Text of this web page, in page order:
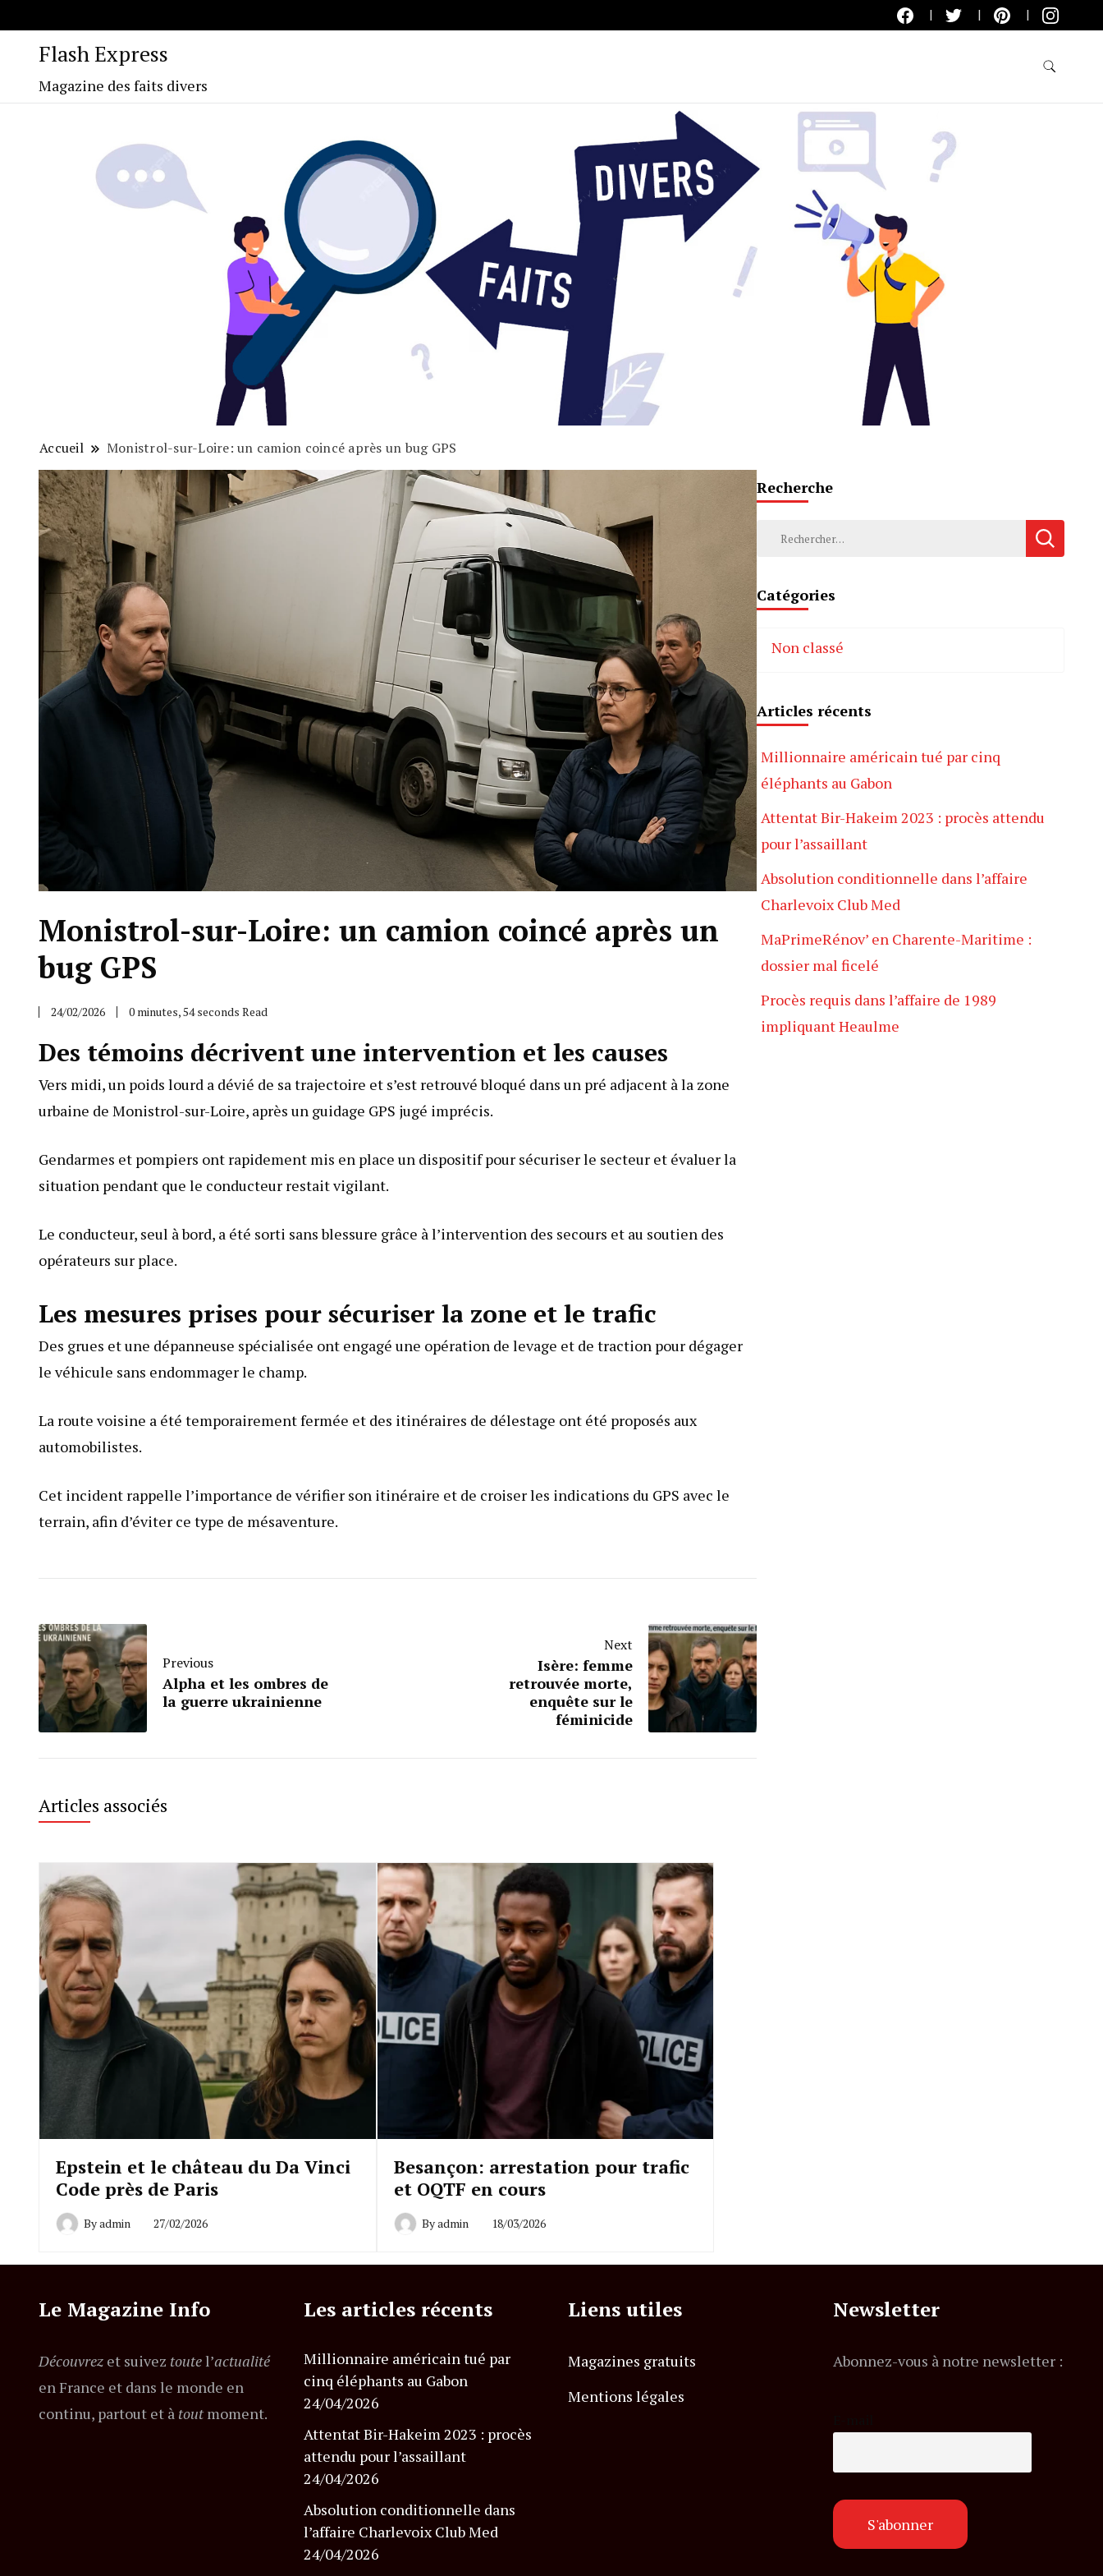
Flash Express
Magazine des faits divers
Accueil Monistrol-sur-Loire: un camion coincé après un bug GPS
Monistrol-sur-Loire: un camion coincé après un
bug GPS
24/02/2026 0 minutes, 54 seconds Read
Des témoins décrivent une intervention et les causes
Vers midi, un poids lourd a dévié de sa trajectoire et s’est retrouvé bloqué dans un pré adjacent à la zone
urbaine de Monistrol-sur-Loire, après un guidage GPS jugé imprécis.
Gendarmes et pompiers ont rapidement mis en place un dispositif pour sécuriser le secteur et évaluer la
situation pendant que le conducteur restait vigilant.
Le conducteur, seul à bord, a été sorti sans blessure grâce à l’intervention des secours et au soutien des
opérateurs sur place.
Les mesures prises pour sécuriser la zone et le trafic
Des grues et une dépanneuse spécialisée ont engagé une opération de levage et de traction pour dégager
le véhicule sans endommager le champ.
La route voisine a été temporairement fermée et des itinéraires de délestage ont été proposés aux
automobilistes.
Cet incident rappelle l’importance de vérifier son itinéraire et de croiser les indications du GPS avec le
terrain, afin d’éviter ce type de mésaventure.
Previous
Alpha et les ombres de
la guerre ukrainienne
Next
Isère: femme
retrouvée morte,
enquête sur le
féminicide
Articles associés
Epstein et le château du Da Vinci
Code près de Paris
Byadmin 27/02/2026
Besançon: arrestation pour trafic
et OQTF en cours
Byadmin 18/03/2026
Recherche
Rechercher :
Catégories
Non classé
Articles récents
Millionnaire américain tué par cinq
éléphants au Gabon
Attentat Bir-Hakeim 2023 : procès attendu
pour l’assaillant
Absolution conditionnelle dans l’affaire
Charlevoix Club Med
MaPrimeRénov’ en Charente-Maritime :
dossier mal ficelé
Procès requis dans l’affaire de 1989
impliquant Heaulme
Le Magazine Info
Découvrez et suivez toutel’actualité
en France et dans le monde en
continu, partout et à toutmoment.
Les articles récents
Millionnaire américain tué par
cinq éléphants au Gabon
24/04/2026
Attentat Bir-Hakeim 2023 : procès
attendu pour l’assaillant
24/04/2026
Absolution conditionnelle dans
l’affaire Charlevoix Club Med
24/04/2026
Liens utiles
Magazines gratuits
Mentions légales
Newsletter
Abonnez-vous à notre newsletter :